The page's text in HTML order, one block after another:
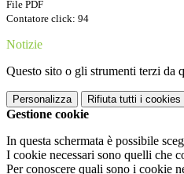
File PDF
Contatore click: 94
Notizie
Questo sito o gli strumenti terzi da
Personalizza Rifiuta tutti i cookies
Gestione cookie
In questa schermata è possibile
I cookie necessari sono quelli che
Per conoscere quali sono i cookie